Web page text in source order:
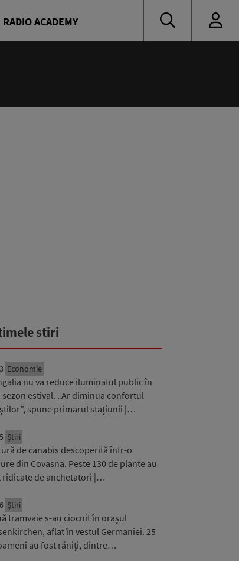
RADIO ACADEMY
stiri
Economie
nu va reduce iluminatul public în
sezon estival. „Ar diminua confortul
spune primarul stațiunii |…
Știri
de canabis descoperită într-o
din Covasna. Peste 130 de plante au
ridicate de anchetatori |…
Știri
tramvaie s-au ciocnit în orașul
aflat în vestul Germaniei. 25
au fost răniți, dintre…